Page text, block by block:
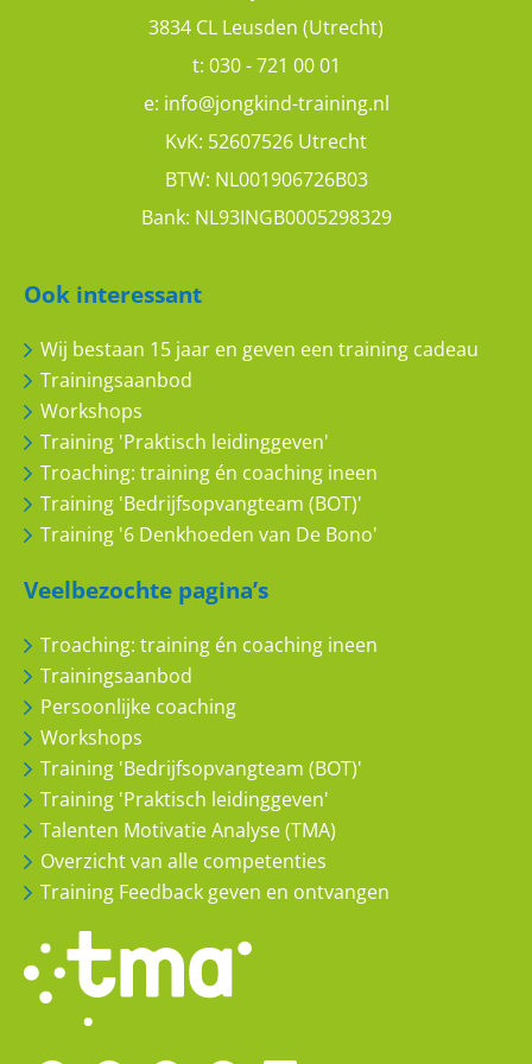
Zeer leerzame training gehad
8
Vertrouwd en kundig
anoniem
Trainers: fijn en open houding!
3834 CL Leusden (Utrecht)
t: 030 - 721 00 01
e: info@jongkind-training.nl
KvK: 52607526 Utrecht
BTW: NL001906726B03
Bank: NL93INGB0005298329
Ook interessant
Wij bestaan 15 jaar en geven een training cadeau
Trainingsaanbod
Workshops
Training 'Praktisch leidinggeven'
Troaching: training én coaching ineen
Training 'Bedrijfsopvangteam (BOT)'
Training '6 Denkhoeden van De Bono'
Veelbezochte pagina’s
Troaching: training én coaching ineen
Trainingsaanbod
Persoonlijke coaching
Workshops
Training 'Bedrijfsopvangteam (BOT)'
Training 'Praktisch leidinggeven'
Talenten Motivatie Analyse (TMA)
Overzicht van alle competenties
Training Feedback geven en ontvangen